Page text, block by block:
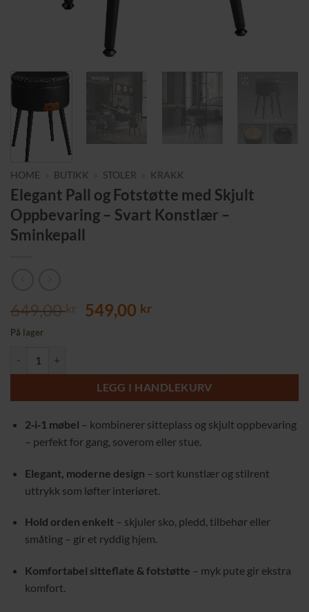
HOME BUTIKK STOLER KRAKK
Elegant Pall og Fotstøtte med Skjult
Oppbevaring – Svart Konstlær –
Sminkepall
649,00kr Opprinnelig
549,00 krNåværende
På lager
LEGG I HANDLEKURV
2‑i‑1 møbel – kombinerer sitteplass og skjult oppbevaring
– perfekt for gang, soverom eller stue.
Elegant, moderne design – sort kunstlær og stilrent
uttrykk som løfter interiøret.
Hold orden enkelt– skjuler sko, pledd, tilbehør eller
småting – gir et ryddig hjem.
Komfortabel sitteflate & fotstøtte – myk pute gir ekstra
komfort.